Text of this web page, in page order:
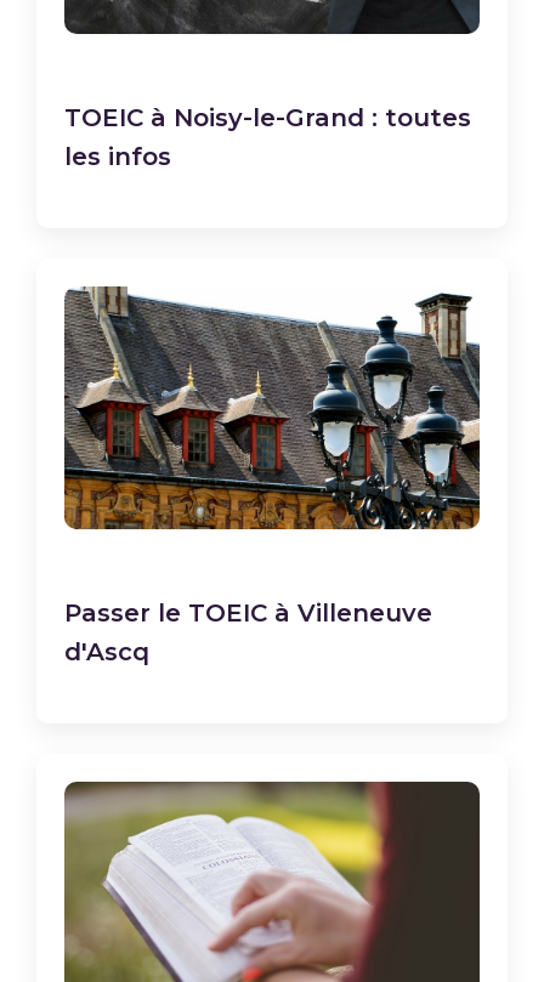
TOEIC à Noisy-le-Grand : toutes
les infos
Passer le TOEIC à Villeneuve
d'Ascq